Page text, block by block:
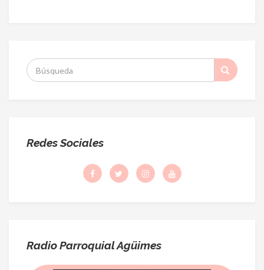
S
:
Redes Sociales
Radio Parroquial Agüimes